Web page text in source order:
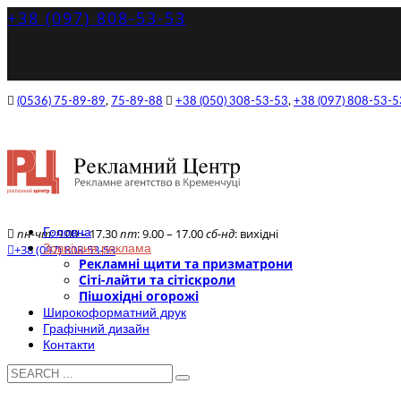
+38 (097) 808-53-53
(0536) 75-89-89, 75-89-88 +38 (050) 308-53-53, +38 (097) 808-53-
пн-чт: 9.00 – 17.30пт: 9.00 – 17.00сб-нд: вихідні
+38 (097) 808-53-53
Головна
Зовнішня реклама
Рекламні щити та призматрони
Сіті-лайти та сітіскроли
Пішохідні огорожі
Широкоформатний друк
Графічний дизайн
Контакти